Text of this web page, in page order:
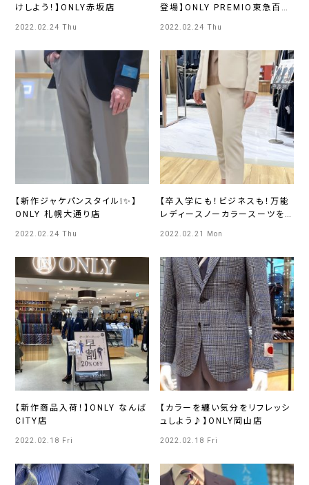
けしよう！】ONLY赤坂店
2022.02.24 Thu
登場】ONLY PREMIO東急百貨
2022.02.24 Thu
【新作ジャケパンスタイル❕✨】
ONLY 札幌大通り店
2022.02.24 Thu
【卒入学にも！ビジネスも！万能
レディースノーカラースーツを
2022.02.21 Mon
【新作商品入荷！】ONLY なんば
CITY店
2022.02.18 Fri
【カラーを纏い気分をリフレッシ
ュしよう♪】ONLY岡山店
2022.02.18 Fri